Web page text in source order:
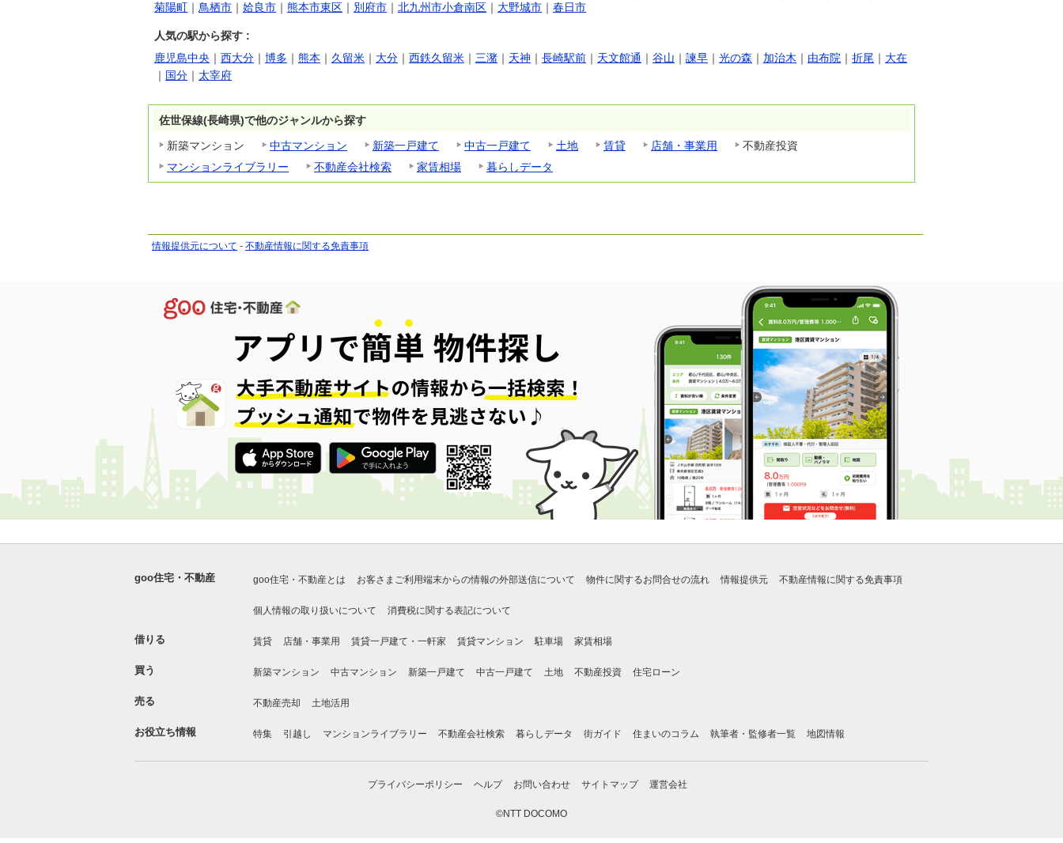
菊陽町 ｜ 鳥栖市 ｜ 姶良市 ｜ 熊本市東区 ｜ 別府市 ｜ 北九州市小倉南区 ｜ 大野城市 ｜ 春日市
人気の駅から探す :
鹿児島中央 ｜ 西大分 ｜ 博多 ｜ 熊本 ｜ 久留米 ｜ 大分 ｜ 西鉄久留米 ｜ 三潴 ｜ 天神 ｜ 長崎駅前 ｜ 天文館通 ｜ 谷山 ｜ 諫早 ｜ 光の森 ｜ 加治木 ｜ 由布院 ｜ 折尾 ｜ 大在
｜ 国分 ｜ 太宰府
佐世保線(長崎県)で他のジャンルから探す
新築マンション
中古マンション 新築一戸建て 中古一戸建て 土地 賃貸 店舗・事業用
不動産投資
マンションライブラリー
不動産会社検索 家賃相場 暮らしデータ
情報提供元について - 不動産情報に関する免責事項
goo住宅・不動産 goo住宅・不動産とは お客さまご利用端末からの情報の外部送信について 物件に関するお問合せの流れ 情報提供元 不動産情報に関する免責事項
個人情報の取り扱いについて 消費税に関する表記について
借りる 賃貸 店舗・事業用 賃貸一戸建て・一軒家 賃貸マンション 駐車場 家賃相場
買う 新築マンション 中古マンション 新築一戸建て 中古一戸建て 土地 不動産投資 住宅ローン
売る 不動産売却 土地活用
お役立ち情報 特集 引越し マンションライブラリー 不動産会社検索 暮らしデータ 街ガイド 住まいのコラム 執筆者・監修者一覧 地図情報
プライバシーポリシー ヘルプ お問い合わせ サイトマップ 運営会社
©NTT DOCOMO